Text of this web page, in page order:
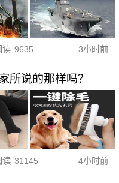
读 9635 3小时前
所说的那样吗？
读 31145 4小时前